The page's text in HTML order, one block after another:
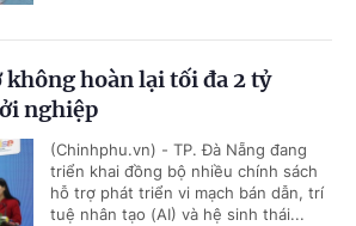
hoàn lại tối đa 2 tỷ
nghiệp
(Chinhphu.vn) - TP. Đà Nẵng đang
triển khai đồng bộ nhiều chính sách
hỗ trợ phát triển vi mạch bán dẫn, trí
tuệ nhân tạo (AI) và hệ sinh thái...